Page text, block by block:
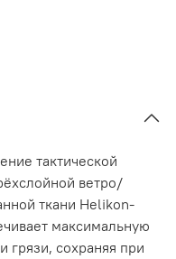
тактической
ветро/
ткани Helikon-
максимальную
грязи, сохраняя при